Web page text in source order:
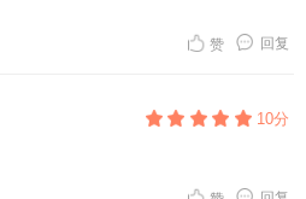
回复
赞
10分